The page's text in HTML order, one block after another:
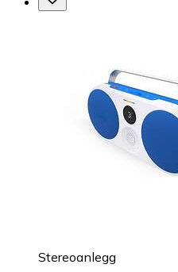
Stereoanlegg